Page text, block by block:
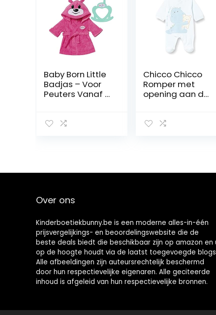
Baby Born Little
Badjas – Voor
Peuters Vanaf 2
Kinderhandjes –
Chicco Chicco
Romper met
opening aan de
baby Baby en
Over ons
Kinderboetiekbunny.be is een moderne alles-in-één
prijsvergelijkings- en beoordelingswebsite die de
beste deals biedt die beschikbaar zijn op amazon en
op de hoogte houdt via de laatst toegevoegde
Alle afbeeldingen zijn auteursrechtelijk beschermd
door hun respectievelijke eigenaren. Alle geciteerde
inhoud is afgeleid van hun respectievelijke bronnen.